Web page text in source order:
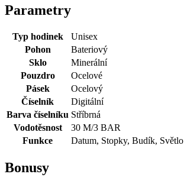
Parametry
Typ hodinek
Unisex
Pohon
Bateriový
Sklo
Minerální
Pouzdro
Ocelové
Pásek
Ocelový
Číselník
Digitální
Barva číselníku Stříbrná
Vodotěsnost
30 M/3 BAR
Funkce
Datum, Stopky, Budík, Světlo
Bonusy